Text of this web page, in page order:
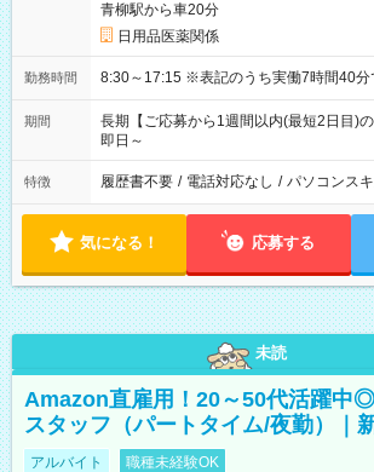
青柳駅から車20分
日用品医薬関係
勤務時間 8:30～17:15 ※表記のうち実働7時間40
期間
長期【ご応募から1週間以内(最短2日目)の
即日～
特徴 履歴書不要 / 電話対応なし / パソコンス
気になる！ 応募する
未読
Amazon直雇用！20～50代活躍中
スタッフ（パートタイム/夜勤）｜
アルバイト 職種未経験OK